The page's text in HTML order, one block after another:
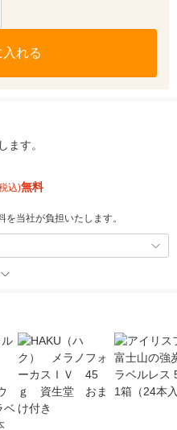
入れる
ます。
込)無料
当社が負担いたします。